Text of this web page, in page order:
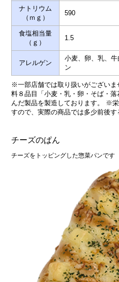
ナトリウム
（ｍｇ）
590
食塩相当量
（ｇ）
1.5
アレルゲン
小麦、卵、乳、
ン
※一部店舗では取り扱いがござい
料８品目「小麦・乳・卵・そば・
んだ製品を製造しております。 ※
すので、実際の商品では多少前後す
チーズのぱん
チーズをトッピングした惣菜パンです